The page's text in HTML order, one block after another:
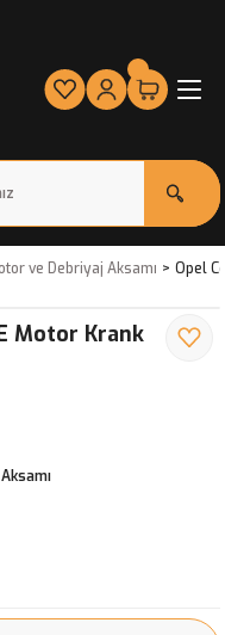
ve Debriyaj Aksamı Opel
Motor Krank